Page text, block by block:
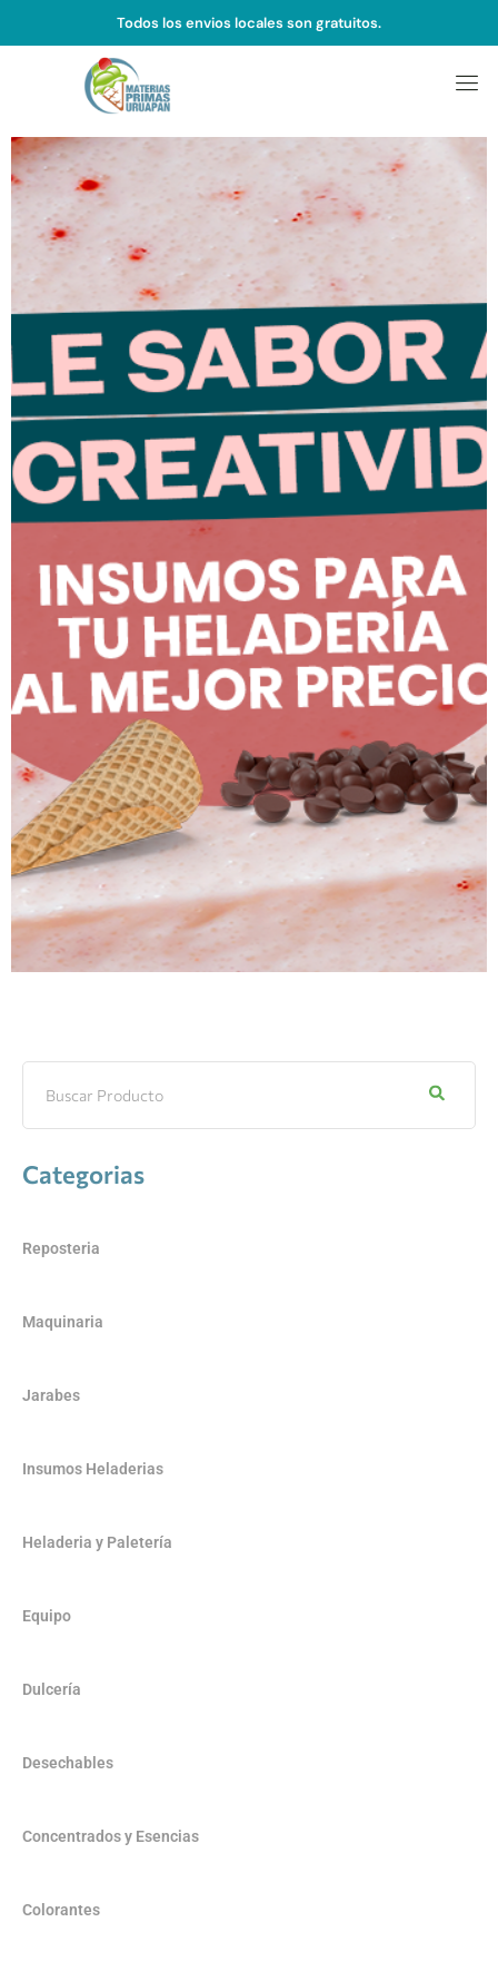
Todos los envios locales son gratuitos.
Categorias
Reposteria
Maquinaria
Jarabes
Insumos Heladerias
Heladeria y Paletería
Equipo
Dulcería
Desechables
Concentrados y Esencias
Colorantes